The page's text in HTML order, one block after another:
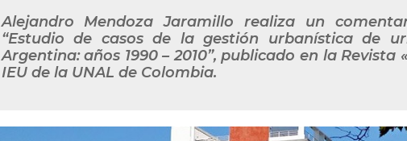
Alejandro Mendoza Jaramillo realiza un
“Estudio de casos de la gestión urbanística de
Argentina: años 1990 – 2010”, publicado en la Revista
IEU de la UNAL de Colombia.